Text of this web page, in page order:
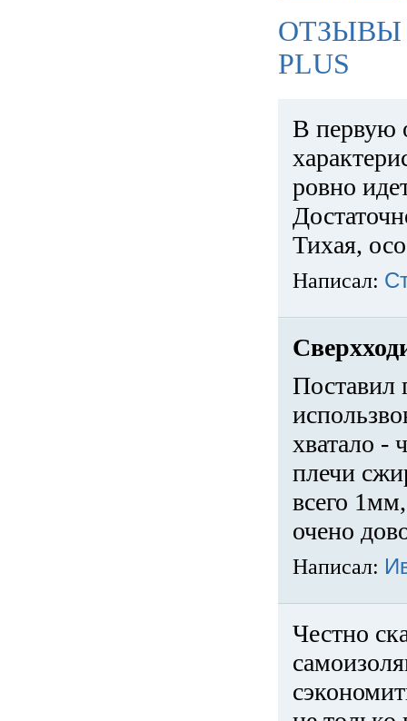
ОТЗЫВЫ
PLUS
В первую
ровно
Тихая,
Написал:
Поставил
хватало -
плечи
всего
очено
Написал:
Честно